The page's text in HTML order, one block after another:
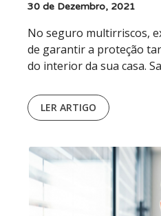
30 de Dezembro, 2021
No seguro multirriscos,
de garantir a proteção
do interior da sua casa.
LER ARTIGO